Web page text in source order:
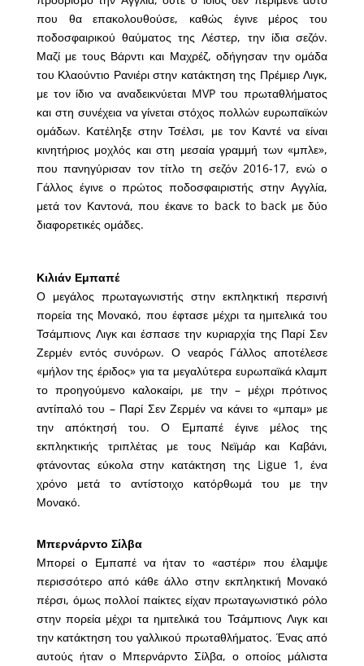
που θα επακολουθούσε, καθώς έγινε μέρος του
ποδοσφαιρικού θαύματος της Λέστερ, την ίδια σεζόν.
Μαζί με τους Βάρντι και Μαχρέζ, οδήγησαν την ομάδα
του Κλαούντιο Ρανιέρι στην κατάκτηση της Πρέμιερ Λιγκ,
με τον ίδιο να αναδεικνύεται MVP του πρωταθλήματος
και στη συνέχεια να γίνεται στόχος πολλών ευρωπαϊκών
ομάδων. Κατέληξε στην Τσέλσι, με τον Καντέ να είναι
κινητήριος μοχλός και στη μεσαία γραμμή των «μπλε»,
που πανηγύρισαν τον τίτλο τη σεζόν 2016-17, ενώ ο
Γάλλος έγινε ο πρώτος ποδοσφαιριστής στην Αγγλία,
μετά τον Καντονά, που έκανε το back to back με δύο
διαφορετικές ομάδες.
Κιλιάν Εμπαπέ
Ο μεγάλος πρωταγωνιστής στην εκπληκτική περσινή
πορεία της Μονακό, που έφτασε μέχρι τα ημιτελικά του
Τσάμπιονς Λιγκ και έσπασε την κυριαρχία της Παρί Σεν
Ζερμέν εντός συνόρων. Ο νεαρός Γάλλος αποτέλεσε
«μήλον της έριδος» για τα μεγαλύτερα ευρωπαϊκά κλαμπ
το προηγούμενο καλοκαίρι, με την – μέχρι πρότινος
αντίπαλό του – Παρί Σεν Ζερμέν να κάνει το «μπαμ» με
την απόκτησή του. Ο Εμπαπέ έγινε μέλος της
εκπληκτικής τριπλέτας με τους Νεϊμάρ και Καβάνι,
φτάνοντας εύκολα στην κατάκτηση της Ligue 1, ένα
χρόνο μετά το αντίστοιχο κατόρθωμά του με την
Μονακό.
Μπερνάρντο Σίλβα
Μπορεί ο Εμπαπέ να ήταν το «αστέρι» που έλαμψε
περισσότερο από κάθε άλλο στην εκπληκτική Μονακό
πέρσι, όμως πολλοί παίκτες είχαν πρωταγωνιστικό ρόλο
στην πορεία μέχρι τα ημιτελικά του Τσάμπιονς Λιγκ και
την κατάκτηση του γαλλικού πρωταθλήματος. Ένας από
αυτούς ήταν ο Μπερνάρντο Σίλβα, ο οποίος μάλιστα